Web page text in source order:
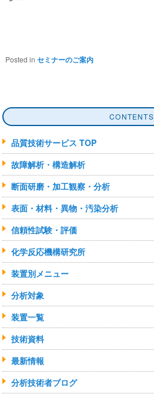
Posted in セミナーのご案内
CONTENTS
品質技術サービス TOP
故障解析・構造解析
断面研磨・加工観察・分析
表面・材料・異物・汚染分析
信頼性試験・評価
化学反応機構研究所
装置別メニュー
分析対象
装置一覧
技術資料
最新情報
分析技術者ブログ